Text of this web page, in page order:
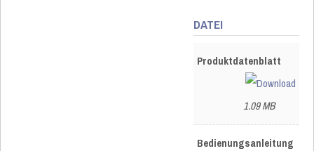
DATEI
Produktdatenblatt
1.09 MB
Bedienungsanleitung